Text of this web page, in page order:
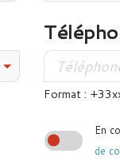
Format :
En
de